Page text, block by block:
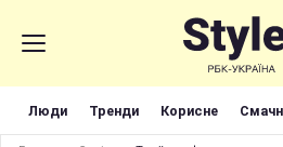
Люди Тренди Корисне